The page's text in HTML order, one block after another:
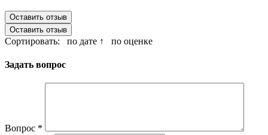
Оставить отзыв
Оставить отзыв
Сортировать: по дате ↑ по оценке
Задать вопрос
Вопрос *